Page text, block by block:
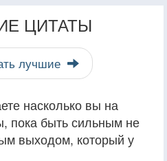
ЦИТАТЫ
лучшие
насколько вы на
пока быть сильным не
выходом, который у